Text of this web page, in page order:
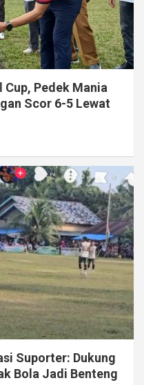
Cup, Pedek Mania
Scor 6-5 Lewat
Suporter: Dukung
Bola Jadi Benteng